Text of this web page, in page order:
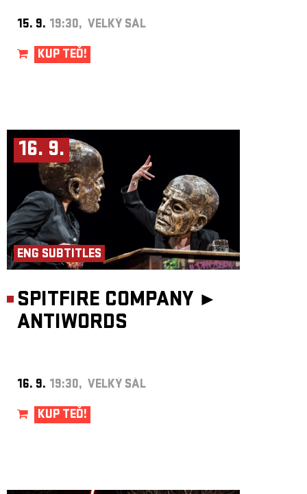
15. 9. 19:30, VELKÝ SÁL
KUP TEĎ!
16. 9.
ENG SUBTITLES
SPITFIRE COMPANY ►
ANTIWORDS
16. 9. 19:30, VELKÝ SÁL
KUP TEĎ!